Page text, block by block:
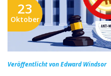
23
Oktober
Veröffentlicht von Edward Windsor